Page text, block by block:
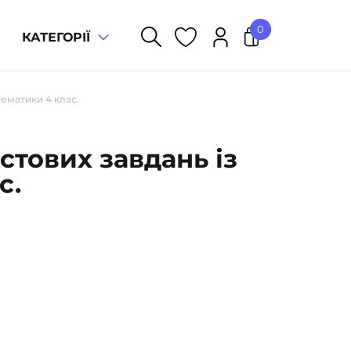
КАТЕГОРІЇ
0
У кошику немає товарів.
4 клас.
завдань із